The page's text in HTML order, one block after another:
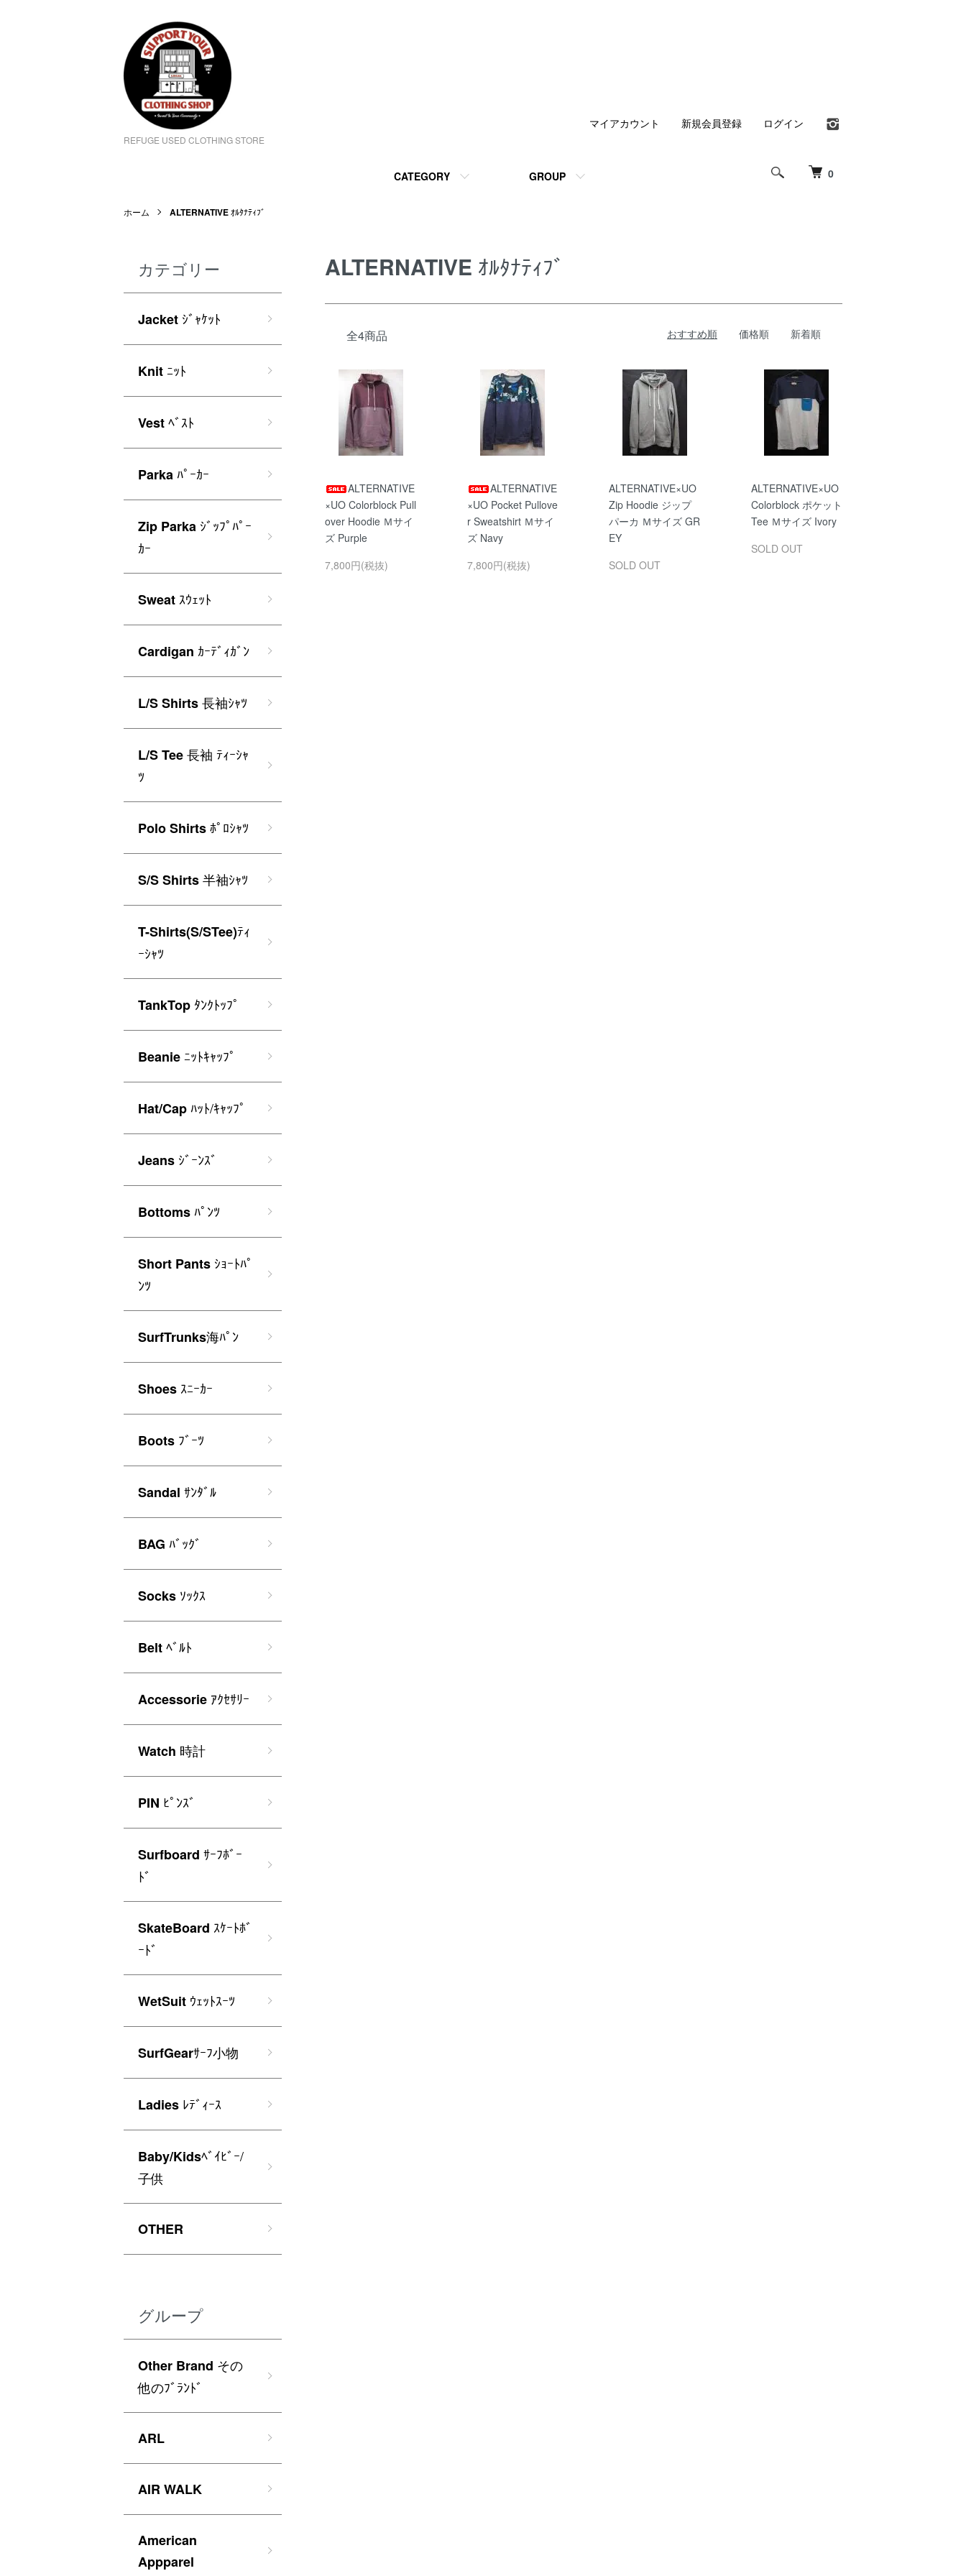
REFUGE USED CLOTHING STORE
0
CATEGORY GROUP
マイアカウント 新規会員登録 ログイン
ホーム ALTERNATIVEｵﾙﾀﾅﾃｨﾌﾞ
ALTERNATIVE ｵﾙﾀﾅﾃｨﾌﾞ
全4商品 おすすめ順 価格順 新着順
ALTERNATIVE
×UO Colorblock Pull
over Hoodie Ｍサイ
ズ Purple
7,800円(税抜)
ALTERNATIVE
×UO Pocket Pullove
r Sweatshirt Ｍサイ
ズ Navy
7,800円(税抜)
ALTERNATIVE×UO
Zip Hoodie ジップ
パーカ Ｍサイズ GR
EY
SOLD OUT
ALTERNATIVE×UO
Colorblock ポケット
Tee Ｍサイズ Ivory
SOLD OUT
カテゴリー
Jacket ｼﾞｬｹｯﾄ
Knitﾆｯﾄ
Vestﾍﾞｽﾄ
Parkaﾊﾟｰｶｰ
Zip Parka ｼﾞｯﾌﾟﾊﾟｰ
ｶｰ
Sweat ｽｳｪｯﾄ
Cardigan ｶｰﾃﾞｨｶﾞﾝ
L/S Shirts長袖ｼｬﾂ
L/S Tee長袖 ﾃｨｰｼｬ
ﾂ
Polo Shirtsﾎﾟﾛｼｬﾂ
S/S Shirts半袖ｼｬﾂ
T-Shirts(S/STee)ﾃｨ
ｰｼｬﾂ
TankTop ﾀﾝｸﾄｯﾌﾟ
Beanieﾆｯﾄｷｬｯﾌﾟ
Hat/Capﾊｯﾄ/ｷｬｯﾌﾟ
Jeans ｼﾞｰﾝｽﾞ
Bottomsﾊﾟﾝﾂ
Short Pants ｼｮｰﾄﾊﾟ
ﾝﾂ
SurfTrunks海ﾊﾟﾝ
Shoes ｽﾆｰｶｰ
Boots ﾌﾞｰﾂ
Sandal ｻﾝﾀﾞﾙ
BAG ﾊﾞｯｸﾞ
Socks ｿｯｸｽ
Beltﾍﾞﾙﾄ
Accessorie ｱｸｾｻﾘｰ
Watch 時計
PIN ﾋﾟﾝｽﾞ
Surfboard ｻｰﾌﾎﾞｰ
ﾄﾞ
SkateBoard ｽｹｰﾄﾎﾞ
ｰﾄﾞ
WetSuit ｳｪｯﾄｽｰﾂ
SurfGearｻｰﾌ小物
Ladies ﾚﾃﾞｨｰｽ
Baby/Kidsﾍﾞｲﾋﾞｰ/
子供
OTHER
グループ
Other Brand その
他のﾌﾞﾗﾝﾄﾞ
ARL
AIR WALK
American
Appparel